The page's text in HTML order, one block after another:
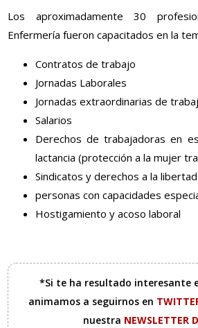
Los aproximadamente 30
Enfermería fueron capacitados en la
Contratos de trabajo
Jornadas Laborales
Jornadas extraordinarias de
Salarios
Derechos de trabajadoras en
lactancia (protección a la mujer
Sindicatos y derechos a la
personas con capacidades
Hostigamiento y acoso laboral
*Si te ha resultado interesante
animamos a seguirnos en
nuestra NEWSLETTER